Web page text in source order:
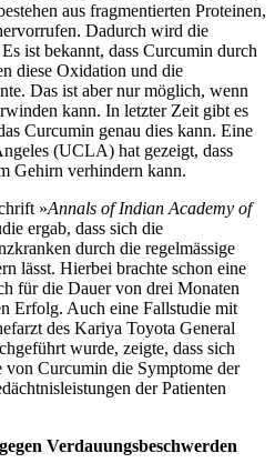
aus fragmentierten Proteinen,
Dadurch wird die
ist bekannt, dass Curcumin durch
diese Oxidation und die
Das ist aber nur möglich, wenn
kann. In letzter Zeit gibt es
Curcumin genau dies kann. Eine
(UCLA) hat gezeigt, dass
Gehirn verhindern kann.
»Annals of Indian Academy of
ergab, dass sich die
durch die regelmässige
lässt. Hierbei brachte schon eine
für die Dauer von drei Monaten
Erfolg. Auch eine Fallstudie mit
des Kariya Toyota General
wurde, zeigte, dass sich
von Curcumin die Symptome der
der Patienten
Verdauungsbeschwerden